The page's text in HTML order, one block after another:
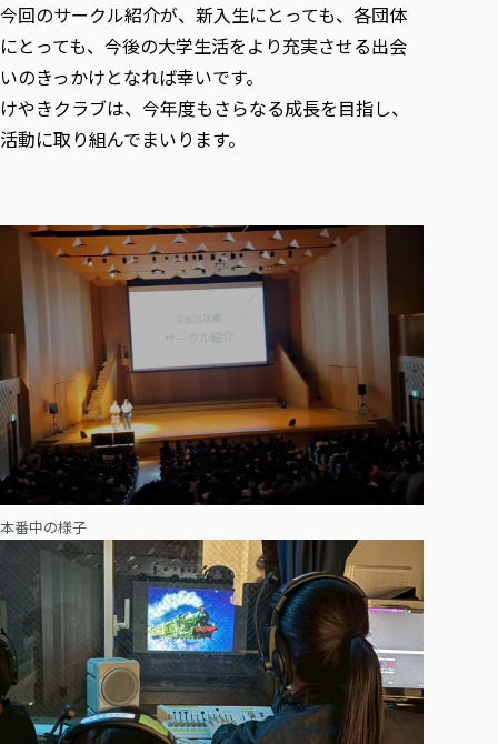
今回のサークル紹介が、新入生にとっても、各団体
にとっても、今後の大学生活をより充実させる出会
いのきっかけとなれば幸いです。
けやきクラブは、今年度もさらなる成長を目指し、
活動に取り組んでまいります。
本番中の様子